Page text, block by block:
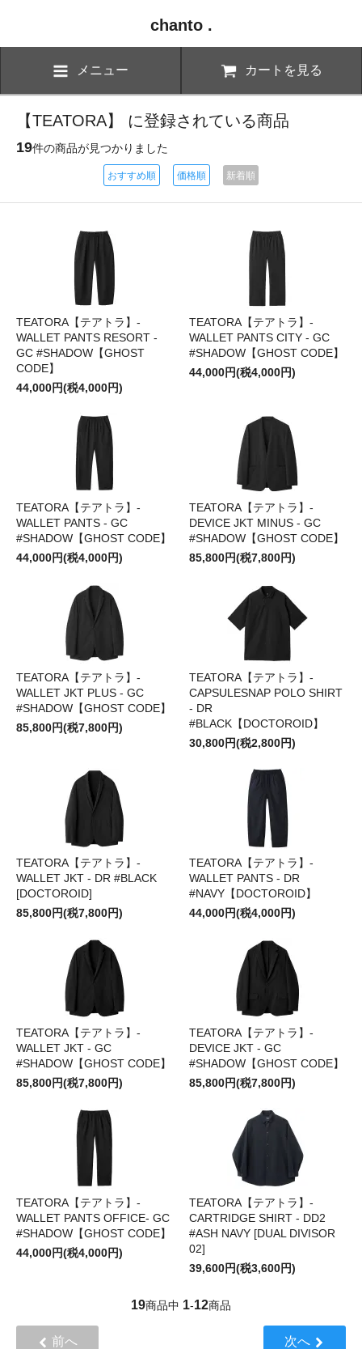
chanto .
メニュー カートを見る
【TEATORA】 に登録されている商品
19件の商品が見つかりました
おすすめ順 価格順 新着順
TEATORA【テアトラ】-
WALLET PANTS RESORT -
GC #SHADOW【GHOST
CODE】
44,000円(税4,000円)
TEATORA【テアトラ】-
WALLET PANTS CITY - GC
#SHADOW【GHOST CODE】
44,000円(税4,000円)
TEATORA【テアトラ】-
WALLET PANTS - GC
#SHADOW【GHOST CODE】
44,000円(税4,000円)
TEATORA【テアトラ】-
DEVICE JKT MINUS - GC
#SHADOW【GHOST CODE】
85,800円(税7,800円)
TEATORA【テアトラ】-
WALLET JKT PLUS - GC
#SHADOW【GHOST CODE】
85,800円(税7,800円)
TEATORA【テアトラ】-
CAPSULESNAP POLO SHIRT
- DR
#BLACK【DOCTOROID】
30,800円(税2,800円)
TEATORA【テアトラ】-
WALLET JKT - DR #BLACK
[DOCTOROID]
85,800円(税7,800円)
TEATORA【テアトラ】-
WALLET PANTS - DR
#NAVY【DOCTOROID】
44,000円(税4,000円)
TEATORA【テアトラ】-
WALLET JKT - GC
#SHADOW【GHOST CODE】
85,800円(税7,800円)
TEATORA【テアトラ】-
DEVICE JKT - GC
#SHADOW【GHOST CODE】
85,800円(税7,800円)
TEATORA【テアトラ】-
WALLET PANTS OFFICE- GC
#SHADOW【GHOST CODE】
44,000円(税4,000円)
TEATORA【テアトラ】-
CARTRIDGE SHIRT - DD2
#ASH NAVY [DUAL DIVISOR
02]
39,600円(税3,600円)
19商品中 1-12商品
前へ 次へ